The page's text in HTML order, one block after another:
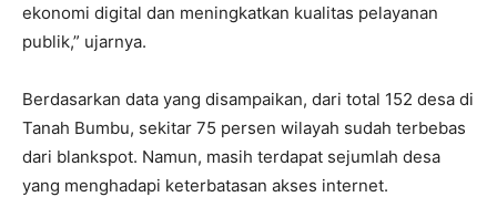
ekonomi digital dan meningkatkan kualitas pelayanan
publik,” ujarnya.
Berdasarkan data yang disampaikan, dari total 152 desa di
Tanah Bumbu, sekitar 75 persen wilayah sudah terbebas
dari blankspot. Namun, masih terdapat sejumlah desa
yang menghadapi keterbatasan akses internet.